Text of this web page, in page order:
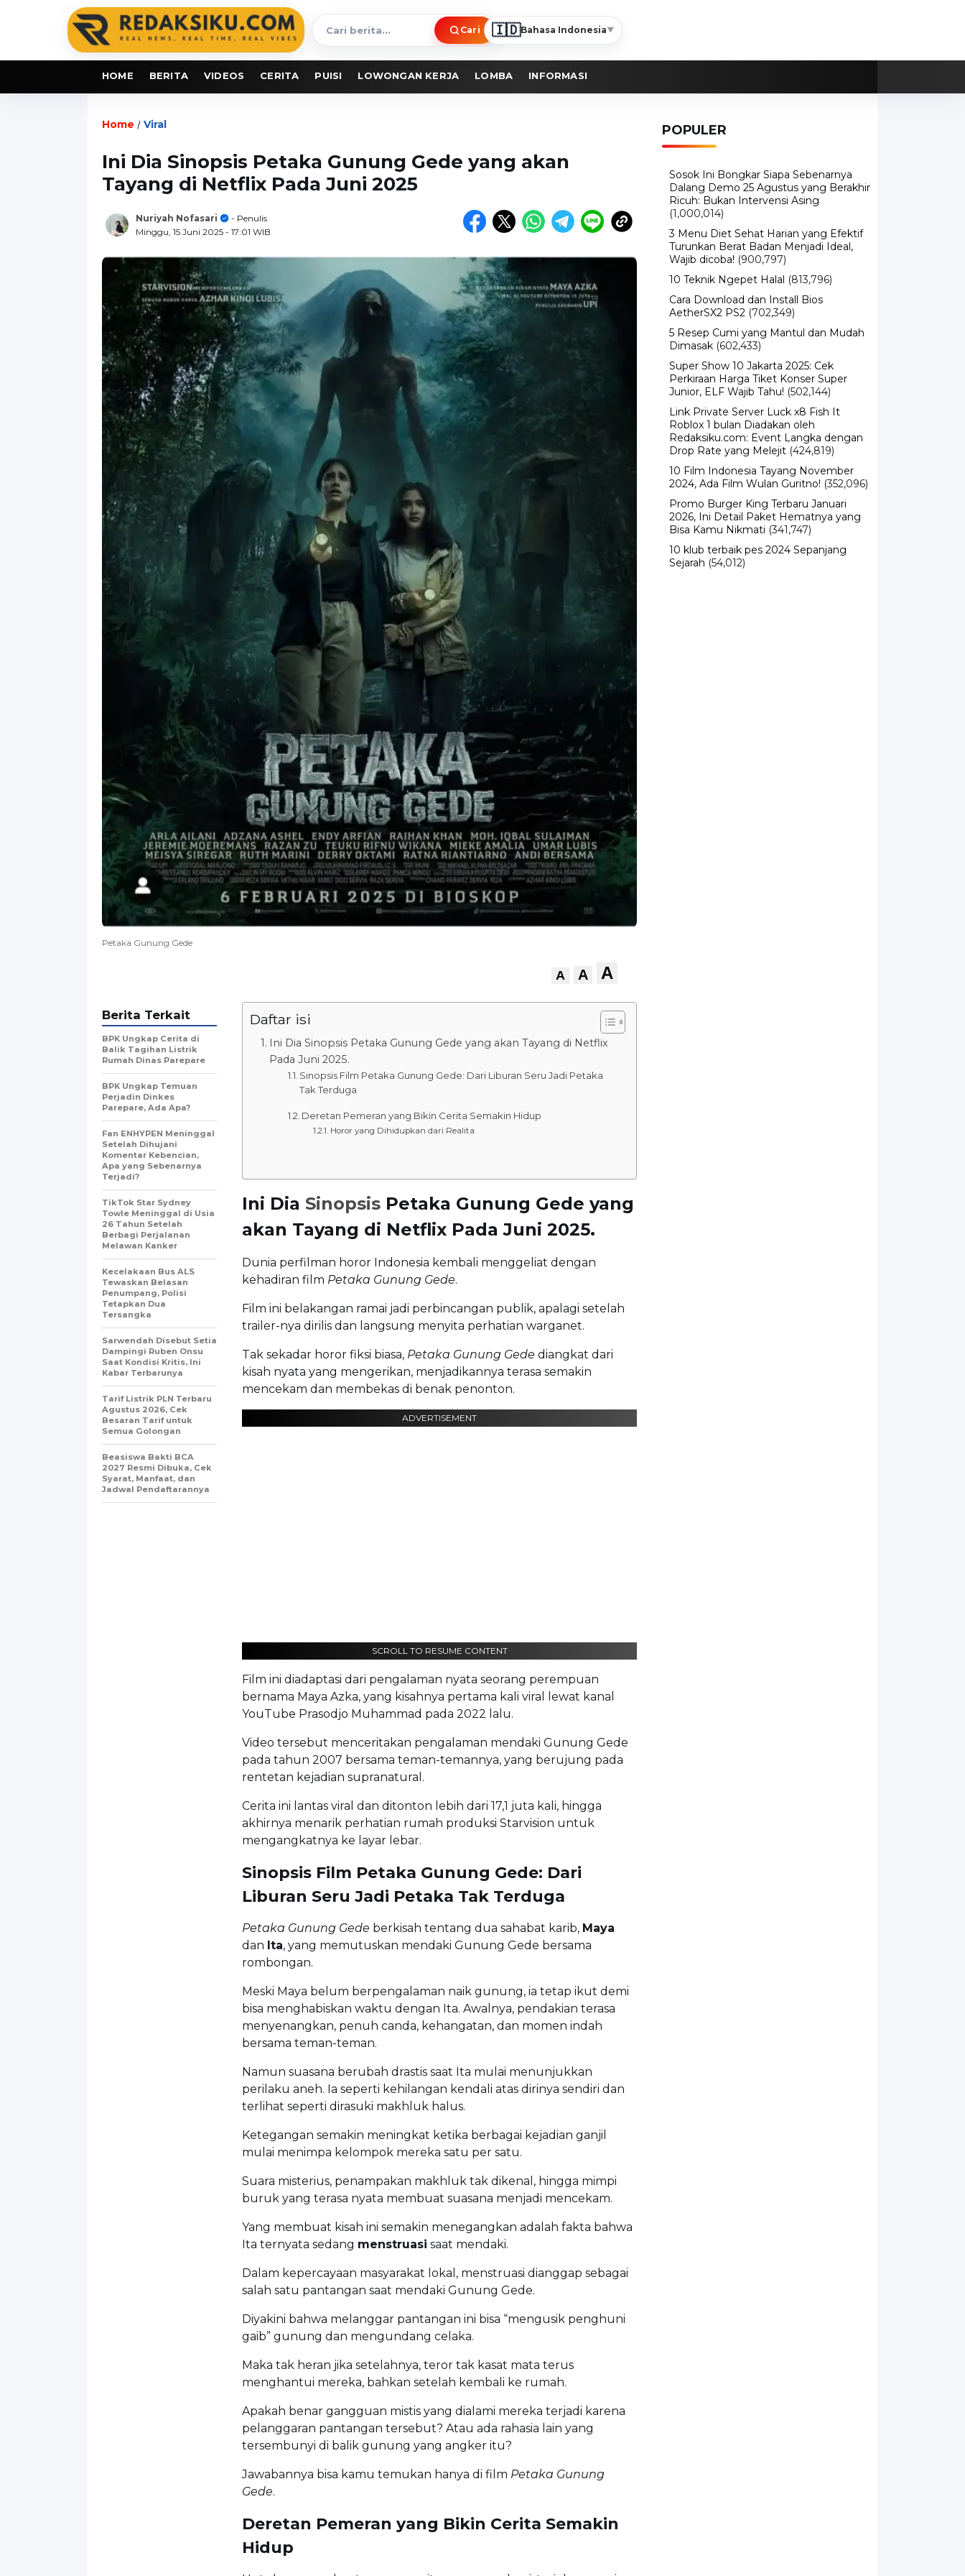
Cari
berita
Cari 🇮🇩Bahasa Indonesia▼
HOME BERITA VIDEOS CERITA PUISI LOWONGAN KERJA LOMBA INFORMASI
Home / Viral
Ini Dia Sinopsis Petaka Gunung Gede yang akan
Tayang di Netflix Pada Juni 2025
Nuriyah Nofasari
- Penulis
Minggu, 15 Juni 2025 - 17:01 WIB
Petaka Gunung Gede
A A A
Daftar isi
Ini Dia Sinopsis Petaka Gunung Gede yang akan Tayang di Netflix
Pada Juni 2025.
Sinopsis Film Petaka Gunung Gede: Dari Liburan Seru Jadi Petaka
Tak Terduga
Deretan Pemeran yang Bikin Cerita Semakin Hidup
Horor yang Dihidupkan dari Realita
Ini Dia Sinopsis Petaka Gunung Gede yang
akan Tayang di Netflix Pada Juni 2025.
Dunia perfilman horor Indonesia kembali menggeliat dengan
kehadiran film Petaka Gunung Gede.
Film ini belakangan ramai jadi perbincangan publik, apalagi setelah
trailer-nya dirilis dan langsung menyita perhatian warganet.
Tak sekadar horor fiksi biasa, Petaka Gunung Gede diangkat dari
kisah nyata yang mengerikan, menjadikannya terasa semakin
mencekam dan membekas di benak penonton.
ADVERTISEMENT
SCROLL TO RESUME CONTENT
Film ini diadaptasi dari pengalaman nyata seorang perempuan
bernama Maya Azka, yang kisahnya pertama kali viral lewat kanal
YouTube Prasodjo Muhammad pada 2022 lalu.
Video tersebut menceritakan pengalaman mendaki Gunung Gede
pada tahun 2007 bersama teman-temannya, yang berujung pada
rentetan kejadian supranatural.
Cerita ini lantas viral dan ditonton lebih dari 17,1 juta kali, hingga
akhirnya menarik perhatian rumah produksi Starvision untuk
mengangkatnya ke layar lebar.
Sinopsis Film Petaka Gunung Gede: Dari
Liburan Seru Jadi Petaka Tak Terduga
Petaka Gunung Gede berkisah tentang dua sahabat karib, Maya
dan Ita, yang memutuskan mendaki Gunung Gede bersama
rombongan.
Meski Maya belum berpengalaman naik gunung, ia tetap ikut demi
bisa menghabiskan waktu dengan Ita. Awalnya, pendakian terasa
menyenangkan, penuh canda, kehangatan, dan momen indah
bersama teman-teman.
Namun suasana berubah drastis saat Ita mulai menunjukkan
perilaku aneh. Ia seperti kehilangan kendali atas dirinya sendiri dan
terlihat seperti dirasuki makhluk halus.
Ketegangan semakin meningkat ketika berbagai kejadian ganjil
mulai menimpa kelompok mereka satu per satu.
Suara misterius, penampakan makhluk tak dikenal, hingga mimpi
buruk yang terasa nyata membuat suasana menjadi mencekam.
Yang membuat kisah ini semakin menegangkan adalah fakta bahwa
Ita ternyata sedang menstruasi saat mendaki.
Dalam kepercayaan masyarakat lokal, menstruasi dianggap sebagai
salah satu pantangan saat mendaki Gunung Gede.
Diyakini bahwa melanggar pantangan ini bisa “mengusik penghuni
gaib” gunung dan mengundang celaka.
Maka tak heran jika setelahnya, teror tak kasat mata terus
menghantui mereka, bahkan setelah kembali ke rumah.
Apakah benar gangguan mistis yang dialami mereka terjadi karena
pelanggaran pantangan tersebut? Atau ada rahasia lain yang
tersembunyi di balik gunung yang angker itu?
Jawabannya bisa kamu temukan hanya di film Petaka Gunung
Gede.
Deretan Pemeran yang Bikin Cerita Semakin
Hidup
Berita Terkait
BPK Ungkap Cerita di
Balik Tagihan Listrik
Rumah Dinas Parepare
BPK Ungkap Temuan
Perjadin Dinkes
Parepare, Ada Apa?
Fan ENHYPEN Meninggal
Setelah Dihujani
Komentar Kebencian,
Apa yang Sebenarnya
Terjadi?
TikTok Star Sydney
Towle Meninggal di Usia
26 Tahun Setelah
Berbagi Perjalanan
Melawan Kanker
Kecelakaan Bus ALS
Tewaskan Belasan
Penumpang, Polisi
Tetapkan Dua
Tersangka
Sarwendah Disebut Setia
Dampingi Ruben Onsu
Saat Kondisi Kritis, Ini
Kabar Terbarunya
Tarif Listrik PLN Terbaru
Agustus 2026, Cek
Besaran Tarif untuk
Semua Golongan
Beasiswa Bakti BCA
2027 Resmi Dibuka, Cek
Syarat, Manfaat, dan
Jadwal Pendaftarannya
POPULER
Sosok Ini Bongkar Siapa Sebenarnya
Dalang Demo 25 Agustus yang Berakhir
Ricuh: Bukan Intervensi Asing
(1,000,014)
3 Menu Diet Sehat Harian yang Efektif
Turunkan Berat Badan Menjadi Ideal,
Wajib dicoba! (900,797)
10 Teknik Ngepet Halal (813,796)
Cara Download dan Install Bios
AetherSX2 PS2 (702,349)
5 Resep Cumi yang Mantul dan Mudah
Dimasak (602,433)
Super Show 10 Jakarta 2025: Cek
Perkiraan Harga Tiket Konser Super
Junior, ELF Wajib Tahu! (502,144)
Link Private Server Luck x8 Fish It
Roblox 1 bulan Diadakan oleh
Redaksiku.com: Event Langka dengan
Drop Rate yang Melejit (424,819)
10 Film Indonesia Tayang November
2024, Ada Film Wulan Guritno! (352,096)
Promo Burger King Terbaru Januari
2026, Ini Detail Paket Hematnya yang
Bisa Kamu Nikmati (341,747)
10 klub terbaik pes 2024 Sepanjang
Sejarah (54,012)